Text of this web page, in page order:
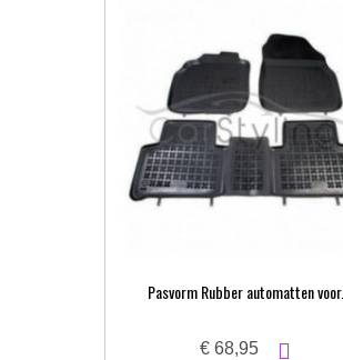
Pasvorm Rubber automatten voor...
€ 68,95